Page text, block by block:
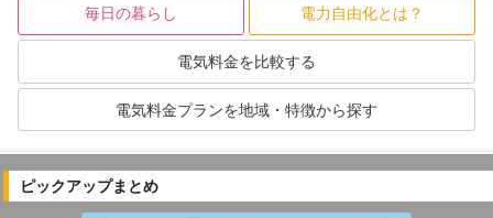
毎日の暮らし 電力自由化とは？
電気料金を比較する
電気料金プランを地域・特徴から探す
ピックアップまとめ